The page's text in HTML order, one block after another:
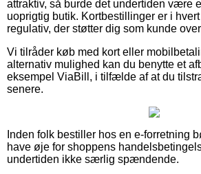
attraktiv, så burde det undertiden være
uoprigtig butik. Kortbestillinger er i
regulativ, der støtter dig som kunde
Vi tilråder køb med kort eller
alternativ mulighed kan du benytte et
eksempel ViaBill, i tilfælde af at du
senere.
Inden folk bestiller hos en e-forretning
have øje for shoppens
undertiden ikke særlig spændende.